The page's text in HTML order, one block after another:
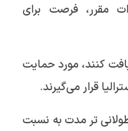
مقرر، فرصت برای
کنند، مورد حمایت
قرار می‌گیرند.
زمان های طولانی تر مدت به نسبت